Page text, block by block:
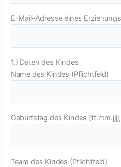
E-Mail-Adresse eines
1.) Daten des Kindes
Name des Kindes (Pflichtfeld)
Geburtstag des Kindes
Team des Kindes (Pflichtfeld)